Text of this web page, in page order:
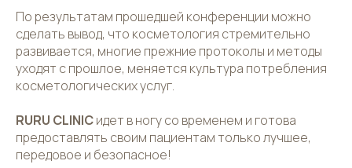
По результатам прошедшей конференции можно
сделать вывод, что косметология стремительно
развивается, многие прежние протоколы и методы
уходят с прошлое, меняется культура потребления
косметологических услуг.
RURU CLINICидет в ногу со временем и готова
предоставлять своим пациентам только лучшее,
передовое и безопасное!